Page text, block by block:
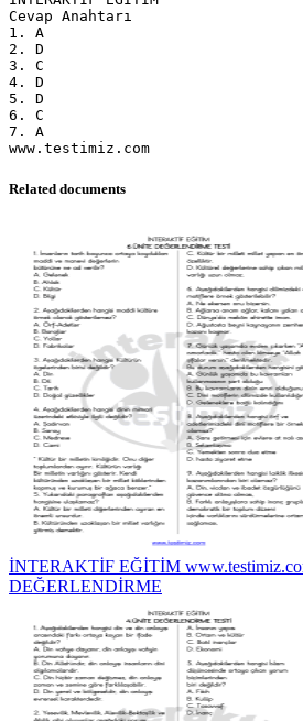
Cevap Anahtarı
1. A
2. D
3. C
4. D
5. D
6. C
7. A
Related documents
İNTERAKTİF EĞİTİM
DEĞERLENDİRME